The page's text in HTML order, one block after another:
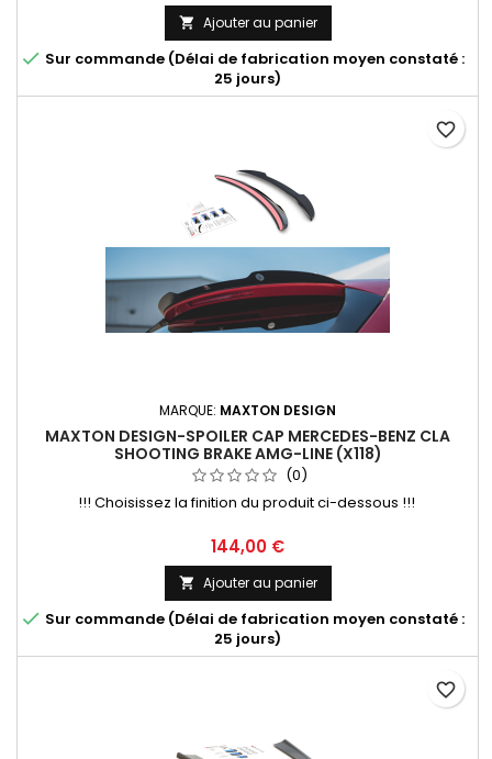
 Ajouter au panier
 Sur commande (Délai de fabrication moyen constaté :
25 jours)
MARQUE: MAXTON DESIGN
MAXTON DESIGN-SPOILER CAP MERCEDES-BENZ CLA
SHOOTING BRAKE AMG-LINE (X118)
(0)
!!! Choisissez la finition du produit ci-dessous !!!
Prix
144,00 €
 Ajouter au panier
 Sur commande (Délai de fabrication moyen constaté :
25 jours)
favorite_border
favorite_border